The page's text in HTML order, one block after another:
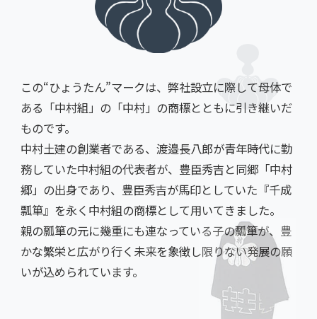
この“ひょうたん”マークは、弊社設立に際して母体で
ある「中村組」の「中村」の商標とともに引き継いだ
ものです。
中村土建の創業者である、渡邉長八郎が青年時代に勤
務していた中村組の代表者が、豊臣秀吉と同郷「中村
郷」の出身であり、豊臣秀吉が馬印としていた『千成
瓢箪』を永く中村組の商標として用いてきました。
親の瓢箪の元に幾重にも連なっている子の瓢箪が、豊
かな繁栄と広がり行く未来を象徴し限りない発展の願
いが込められています。